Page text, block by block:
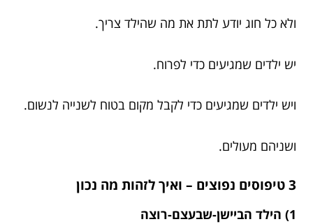
ולא כל חוג יודע לתת את מה שהילד צריך.
יש ילדים שמגיעים כדי לפרוח.
ויש ילדים שמגיעים כדי לקבל מקום בטוח לשנייה לנשום.
ושניהם מעולים.
3 טיפוסים נפוצים – ואיך לזהות מה נכון
1) הילד הביישן-שבעצם-רוצה